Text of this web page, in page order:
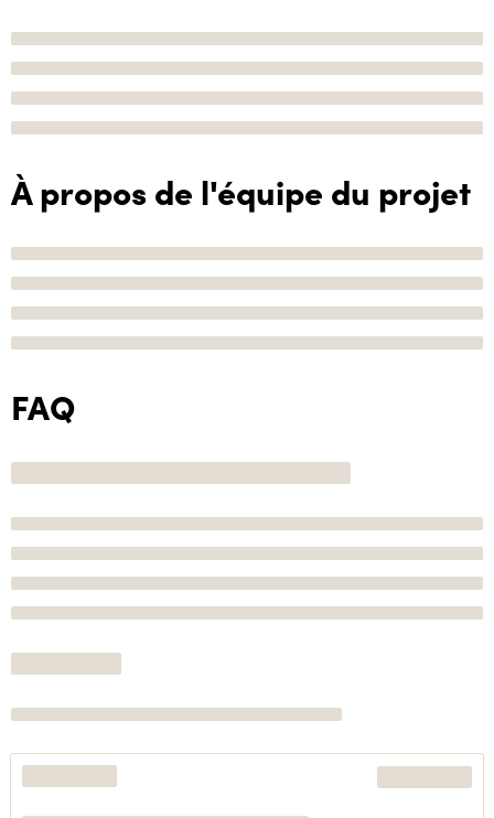
À propos de l'équipe du projet
FAQ